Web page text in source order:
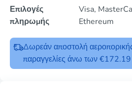
Επιλογές
πληρωμής
Visa,
Ethereum
Δωρεάν αποστολή
παραγγελίες άνω των €172.19